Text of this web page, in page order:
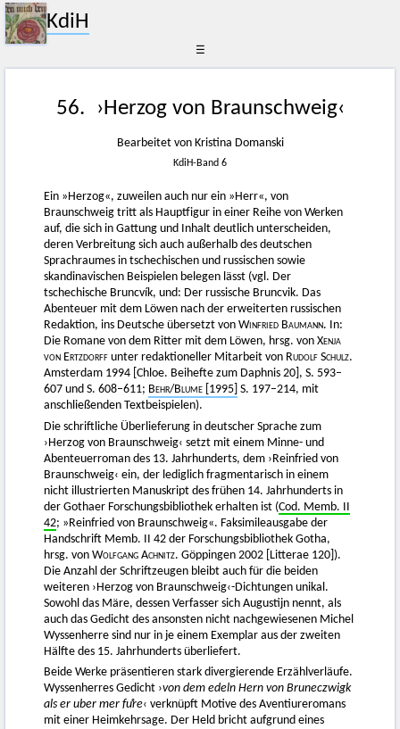
KdiH
☰
56. ›Herzog von Braunschweig‹
Bearbeitet von Kristina Domanski
KdiH-Band 6
Ein »Herzog«, zuweilen auch nur ein »Herr«, von
Braunschweig tritt als Hauptfigur in einer Reihe von Werken
auf, die sich in Gattung und Inhalt deutlich unterscheiden,
deren Verbreitung sich auch außerhalb des deutschen
Sprachraumes in tschechischen und russischen sowie
skandinavischen Beispielen belegen lässt (vgl. Der
tschechische Bruncvík, und: Der russische Bruncvik. Das
Abenteuer mit dem Löwen nach der erweiterten russischen
Redaktion, ins Deutsche übersetzt vonWinfried Baumann. In:
Die Romane von dem Ritter mit dem Löwen, hrsg. vonXenja
von Ertzdorff unter redaktioneller Mitarbeit von Rudolf Schulz.
Amsterdam 1994 [Chloe. Beihefte zum Daphnis 20], S. 593–
607 und S. 608–611; Behr/Blume [1995] S. 197–214, mit
anschließenden Textbeispielen).
Die schriftliche Überlieferung in deutscher Sprache zum
›Herzog von Braunschweig‹ setzt mit einem Minne- und
Abenteuerroman des 13. Jahrhunderts, dem ›Reinfried von
Braunschweig‹ ein, der lediglich fragmentarisch in einem
nicht illustrierten Manuskript des frühen 14. Jahrhunderts in
der Gothaer Forschungsbibliothek erhalten ist (Cod. Memb. II
42; »Reinfried von Braunschweig«. Faksimileausgabe der
Handschrift Memb. II 42 der Forschungsbibliothek Gotha,
hrsg. vonWolfgang Achnitz. Göppingen 2002 [Litterae 120]).
Die Anzahl der Schriftzeugen bleibt auch für die beiden
weiteren ›Herzog von Braunschweig‹-Dichtungen unikal.
Sowohl das Märe, dessen Verfasser sich Augustijn nennt, als
auch das Gedicht des ansonsten nicht nachgewiesenen Michel
Wyssenherre sind nur in je einem Exemplar aus der zweiten
Hälfte des 15. Jahrhunderts überliefert.
Beide Werke präsentieren stark divergierende Erzählverläufe.
Wyssenherres Gedicht ›von dem edeln Hern von Bruneczwigk
als er uber mer fuͦre‹ verknüpft Motive des Aventiureromans
mit einer Heimkehrsage. Der Held bricht aufgrund eines